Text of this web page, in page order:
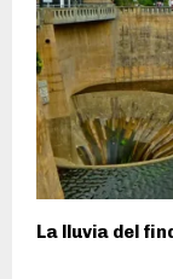
La lluvia del